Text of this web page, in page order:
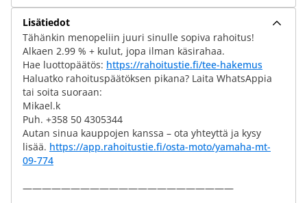
Lisätiedot
Tähänkin menopeliin juuri sinulle sopiva rahoitus!
Alkaen 2.99 % + kulut, jopa ilman käsirahaa.
Hae luottopäätös: https://rahoitustie.fi/tee-hakemus
Haluatko rahoituspäätöksen pikana? Laita WhatsAppia
tai soita suoraan:
Mikael.k
Puh. +358 50 4305344
Autan sinua kauppojen kanssa – ota yhteyttä ja kysy
lisää. https://app.rahoitustie.fi/osta-moto/yamaha-mt-
09-774
——————————————————————